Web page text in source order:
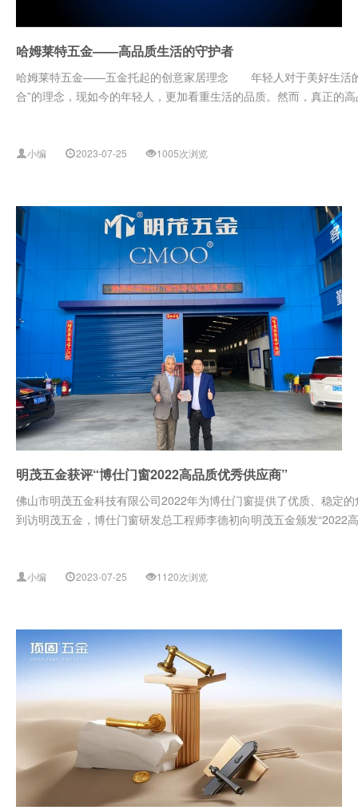
哈姆莱特五金——高品质生活的守护者
哈姆莱特五金——五金托起的创意家居理念 年轻人对于美好生活
合”的理念，现如今的年轻人，更加看重生活的品质。然而，真正的
小编 2023-07-25 1005次浏览
明茂五金获评“博仕门窗2022高品质优秀供应商”
佛山市明茂五金科技有限公司2022年为博仕门窗提供了优质、稳定
到访明茂五金，博仕门窗研发总工程师李德初向明茂五金颁发“2022
小编 2023-07-25 1120次浏览